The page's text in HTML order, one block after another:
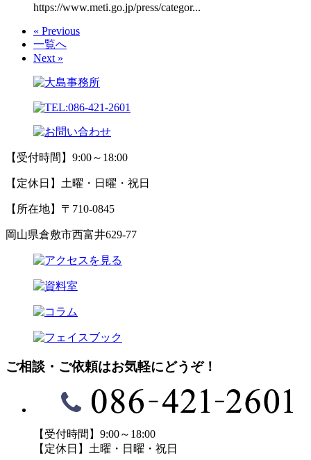
https://www.meti.go.jp/press/categor...
« Previous
一覧へ
Next »
【受付時間】9:00～18:00
【定休日】土曜・日曜・祝日
【所在地】〒710-0845
岡山県倉敷市西富井629-77
ご相談・ご依頼はお気軽にどうぞ！
【受付時間】9:00～18:00
【定休日】土曜・日曜・祝日